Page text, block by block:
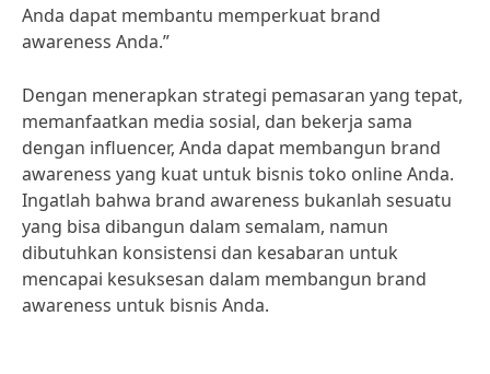
Anda dapat membantu memperkuat brand
awareness Anda.”
Dengan menerapkan strategi pemasaran yang tepat,
memanfaatkan media sosial, dan bekerja sama
dengan influencer, Anda dapat membangun brand
awareness yang kuat untuk bisnis toko online Anda.
Ingatlah bahwa brand awareness bukanlah sesuatu
yang bisa dibangun dalam semalam, namun
dibutuhkan konsistensi dan kesabaran untuk
mencapai kesuksesan dalam membangun brand
awareness untuk bisnis Anda.